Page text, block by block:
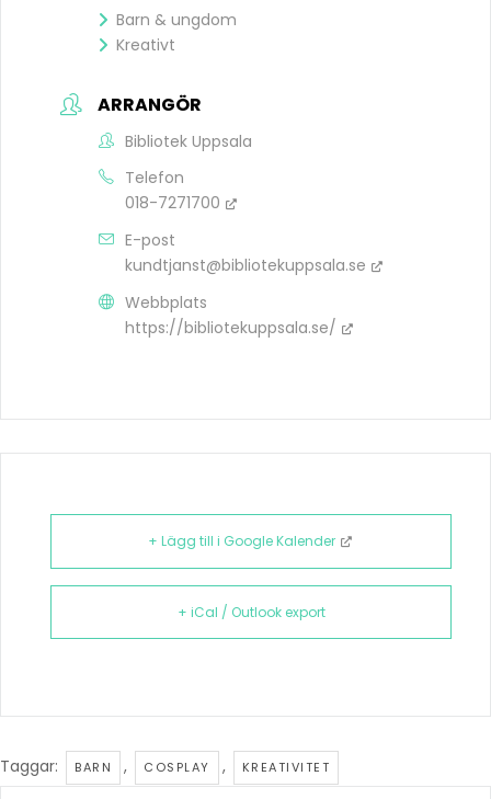
Barn & ungdom
Kreativt
ARRANGÖR
Bibliotek Uppsala
Telefon
018-7271700
E-post
kundtjanst@bibliotekuppsala.se
Webbplats
https://bibliotekuppsala.se/
+ Lägg till i Google Kalender
+ iCal / Outlook export
Taggar: BARN , COSPLAY , KREATIVITET